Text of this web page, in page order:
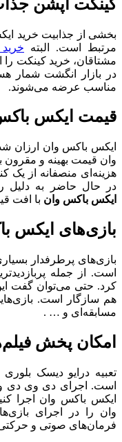
کینکت آپشن
بخشی از جذابیت خرید
مرتبط است. البته
مشتاقان، خرید کینکت
در بازار انگشت شمار
مناسب عرضه می‌شوند.
قیمت ایکس
ایکس باکس وان ارزان
وان قیمت بهینه و
هزینه‌ای منصفانه از یک
در حال حاضر به دلیل
ایکس باکس وان با افت
بازی‌های ایکس
بازی‌های پرطرفدار
کرد. حتی می‌توان گفت
هم سازگار است.
مسابقه‌ای و … .
امکان پخش
تعبیه درایو دیسک
است. اجرای دی وی دی و
ایکس باکس وان اجرا
وان را در اجرای
فرمان‌های صوتی و